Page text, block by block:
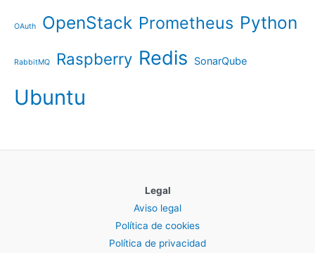
OAuth OpenStack Prometheus Python
RabbitMQ Raspberry Redis SonarQube
Ubuntu
Legal
Aviso legal
Política de cookies
Política de privacidad